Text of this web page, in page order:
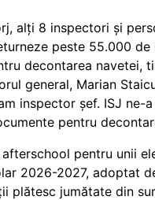
alți 8 inspectori și
peste 55.000 de
decontarea navetei,
general, Marian
inspector șef. ISJ ne-
pentru
pentru unii
2026-2027, adoptat
plătesc jumătate din